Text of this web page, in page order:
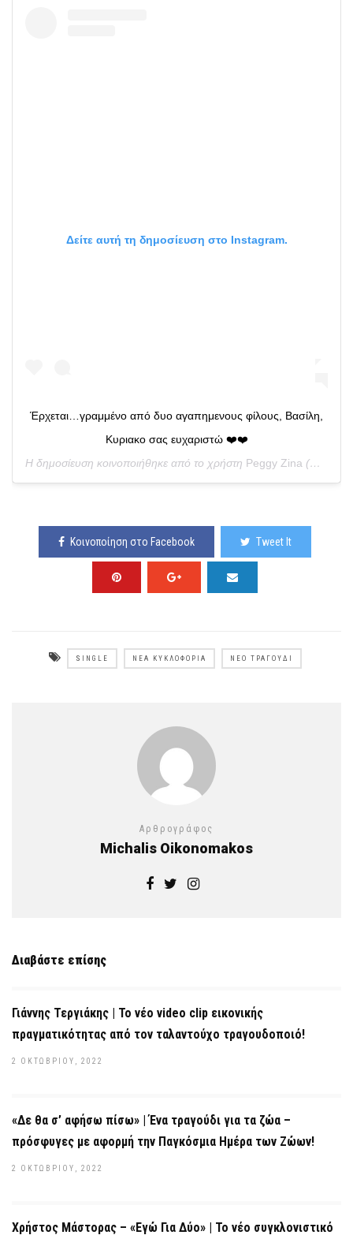
Δείτε αυτή τη δημοσίευση στο Instagram.
Έρχεται…γραμμένο από δυο αγαπημενους φίλους, Βασίλη,
Κυριακο σας ευχαριστώ ❤️❤️
Η δημοσίευση κοινοποιήθηκε από το χρήστη Peggy Zina (@peggyzina_official) στις
Κοινοποίηση στο Facebook Tweet It
SINGLE ΝΈΑ ΚΥΚΛΟΦΟΡΊΑ ΝΈΟ ΤΡΑΓΟΎΔΙ
Αρθρογράφος
Michalis Oikonomakos
Διαβάστε επίσης
Γιάννης Τεργιάκης | Το νέο video clip εικονικής
πραγματικότητας από τον ταλαντούχο τραγουδοποιό!
2 ΟΚΤΩΒΡΊΟΥ, 2022
«Δε θα σ’ αφήσω πίσω» | Ένα τραγούδι για τα ζώα –
πρόσφυγες με αφορμή την Παγκόσμια Ημέρα των Ζώων!
2 ΟΚΤΩΒΡΊΟΥ, 2022
Χρήστος Μάστορας – «Εγώ Για Δύο» | Το νέο συγκλονιστικό